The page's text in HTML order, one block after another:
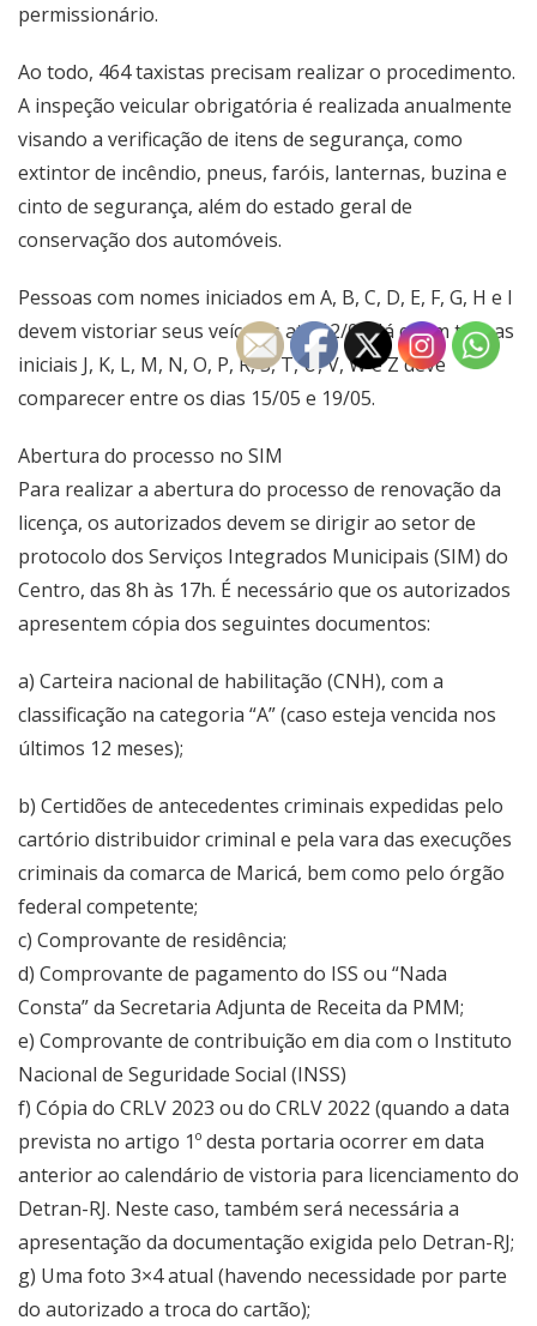
permissionário.
Ao todo, 464 taxistas precisam realizar o procedimento.
A inspeção veicular obrigatória é realizada anualmente
visando a verificação de itens de segurança, como
extintor de incêndio, pneus, faróis, lanternas, buzina e
cinto de segurança, além do estado geral de
conservação dos automóveis.
Pessoas com nomes iniciados em A, B, C, D, E, F, G, H e I
devem vistoriar seus veículos até 12/05. Já quem tem as
iniciais J, K, L, M, N, O, P, R, S, T, U, V, W e Z deve
comparecer entre os dias 15/05 e 19/05.
Abertura do processo no SIM
Para realizar a abertura do processo de renovação da
licença, os autorizados devem se dirigir ao setor de
protocolo dos Serviços Integrados Municipais (SIM) do
Centro, das 8h às 17h. É necessário que os autorizados
apresentem cópia dos seguintes documentos:
a) Carteira nacional de habilitação (CNH), com a
classificação na categoria “A” (caso esteja vencida nos
últimos 12 meses);
b) Certidões de antecedentes criminais expedidas pelo
cartório distribuidor criminal e pela vara das execuções
criminais da comarca de Maricá, bem como pelo órgão
federal competente;
c) Comprovante de residência;
d) Comprovante de pagamento do ISS ou “Nada
Consta” da Secretaria Adjunta de Receita da PMM;
e) Comprovante de contribuição em dia com o Instituto
Nacional de Seguridade Social (INSS)
f) Cópia do CRLV 2023 ou do CRLV 2022 (quando a data
prevista no artigo 1º desta portaria ocorrer em data
anterior ao calendário de vistoria para licenciamento do
Detran-RJ. Neste caso, também será necessária a
apresentação da documentação exigida pelo Detran-RJ;
g) Uma foto 3×4 atual (havendo necessidade por parte
do autorizado a troca do cartão);